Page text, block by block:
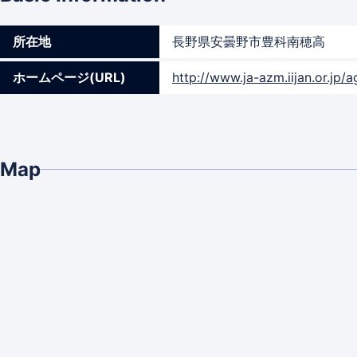
所在地 長野県安曇野市豊科南穂高
ホームページ(URL) http://www.ja-azm.iijan.or.jp/
Map